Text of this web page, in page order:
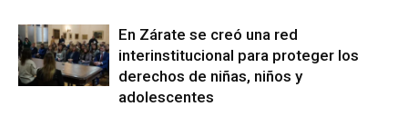
En Zárate se creó una red
interinstitucional para proteger los
derechos de niñas, niños y
adolescentes